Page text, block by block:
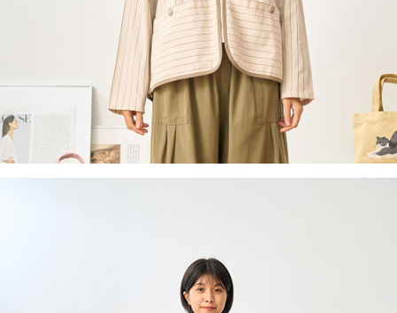
※ 交易是否成功請以「AFTEE先享後付 」之結帳頁面顯示為準，若有關於
是否繳費成功／繳費後需取消欲退款等相關疑問，請聯繫「AFTEE先享後付
https://netprotections.freshdesk.com/support/home
１．透過由恩沛科技股份有限公司提供之「AFTEE先享後付」服務完成之交
易，需依本服務之必要範圍內提供個人資料，並將交易相關給付款項請求債
權轉讓予恩沛科技股份有限公司。
２．關於個人資料處理事宜，請瀏覽以下網址：
https://aftee.tw/terms/#terms3
５．嚴禁一人註冊多個帳號或使用他人資訊註冊。若發現惡意使用之情形，
恩沛科技股份有限公司將有權停止該用戶之使用額度並採取法律行動。
每筆NT$60，滿NT$2,000(含以上)免運費
黑貓宅急便(包裹尺寸60cm以下)
每筆NT$100，滿NT$2,000(含以上)免運費
黑貓宅急便(包裹尺寸90cm以下)
每筆NT$140，滿NT$2,000(含以上)免運費